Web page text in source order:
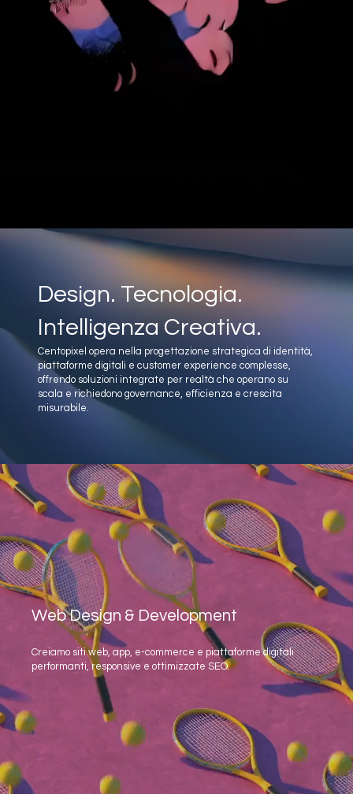
Design. Tecnologia.
Intelligenza Creativa.
Centopixel opera nella progettazione strategica di identità,
piattaforme digitali e customer experience complesse,
offrendo soluzioni integrate per realtà che operano su
scala e richiedono governance, efficienza e crescita
misurabile.
Creiamo siti web, app, e-commerce e piattaforme digitali
performanti, responsive e ottimizzate SEO.
Web Design & Development